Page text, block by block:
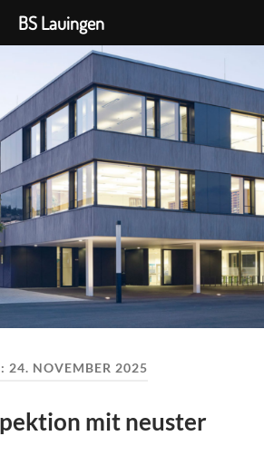
BS
24. NOVEMBER 2025
mit neuster
BS Lauingen